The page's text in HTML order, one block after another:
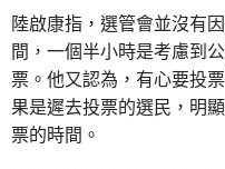
陸啟康指，選管會並沒有
間，一個半小時是考慮到
票。他又認為，有心要投
果是遲去投票的選民，明
票的時間。